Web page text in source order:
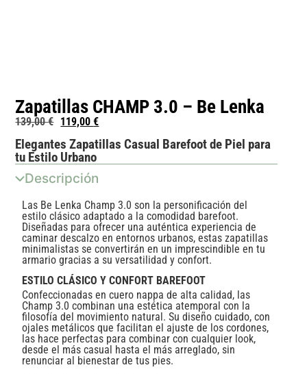
Zapatillas CHAMP 3.0 – Be Lenka
139,00€ 119,00€
Elegantes Zapatillas Casual Barefoot de Piel para
tu Estilo Urbano
Descripción
Las Be Lenka Champ 3.0 son la personificación del
estilo clásico adaptado a la comodidad barefoot.
Diseñadas para ofrecer una auténtica experiencia de
caminar descalzo en entornos urbanos, estas zapatillas
minimalistas se convertirán en un imprescindible en tu
armario gracias a su versatilidad y confort.
ESTILO CLÁSICO Y CONFORT BAREFOOT
Confeccionadas en cuero nappa de alta calidad, las
Champ 3.0 combinan una estética atemporal con la
filosofía del movimiento natural. Su diseño cuidado, con
ojales metálicos que facilitan el ajuste de los cordones,
las hace perfectas para combinar con cualquier look,
desde el más casual hasta el más arreglado, sin
renunciar al bienestar de tus pies.